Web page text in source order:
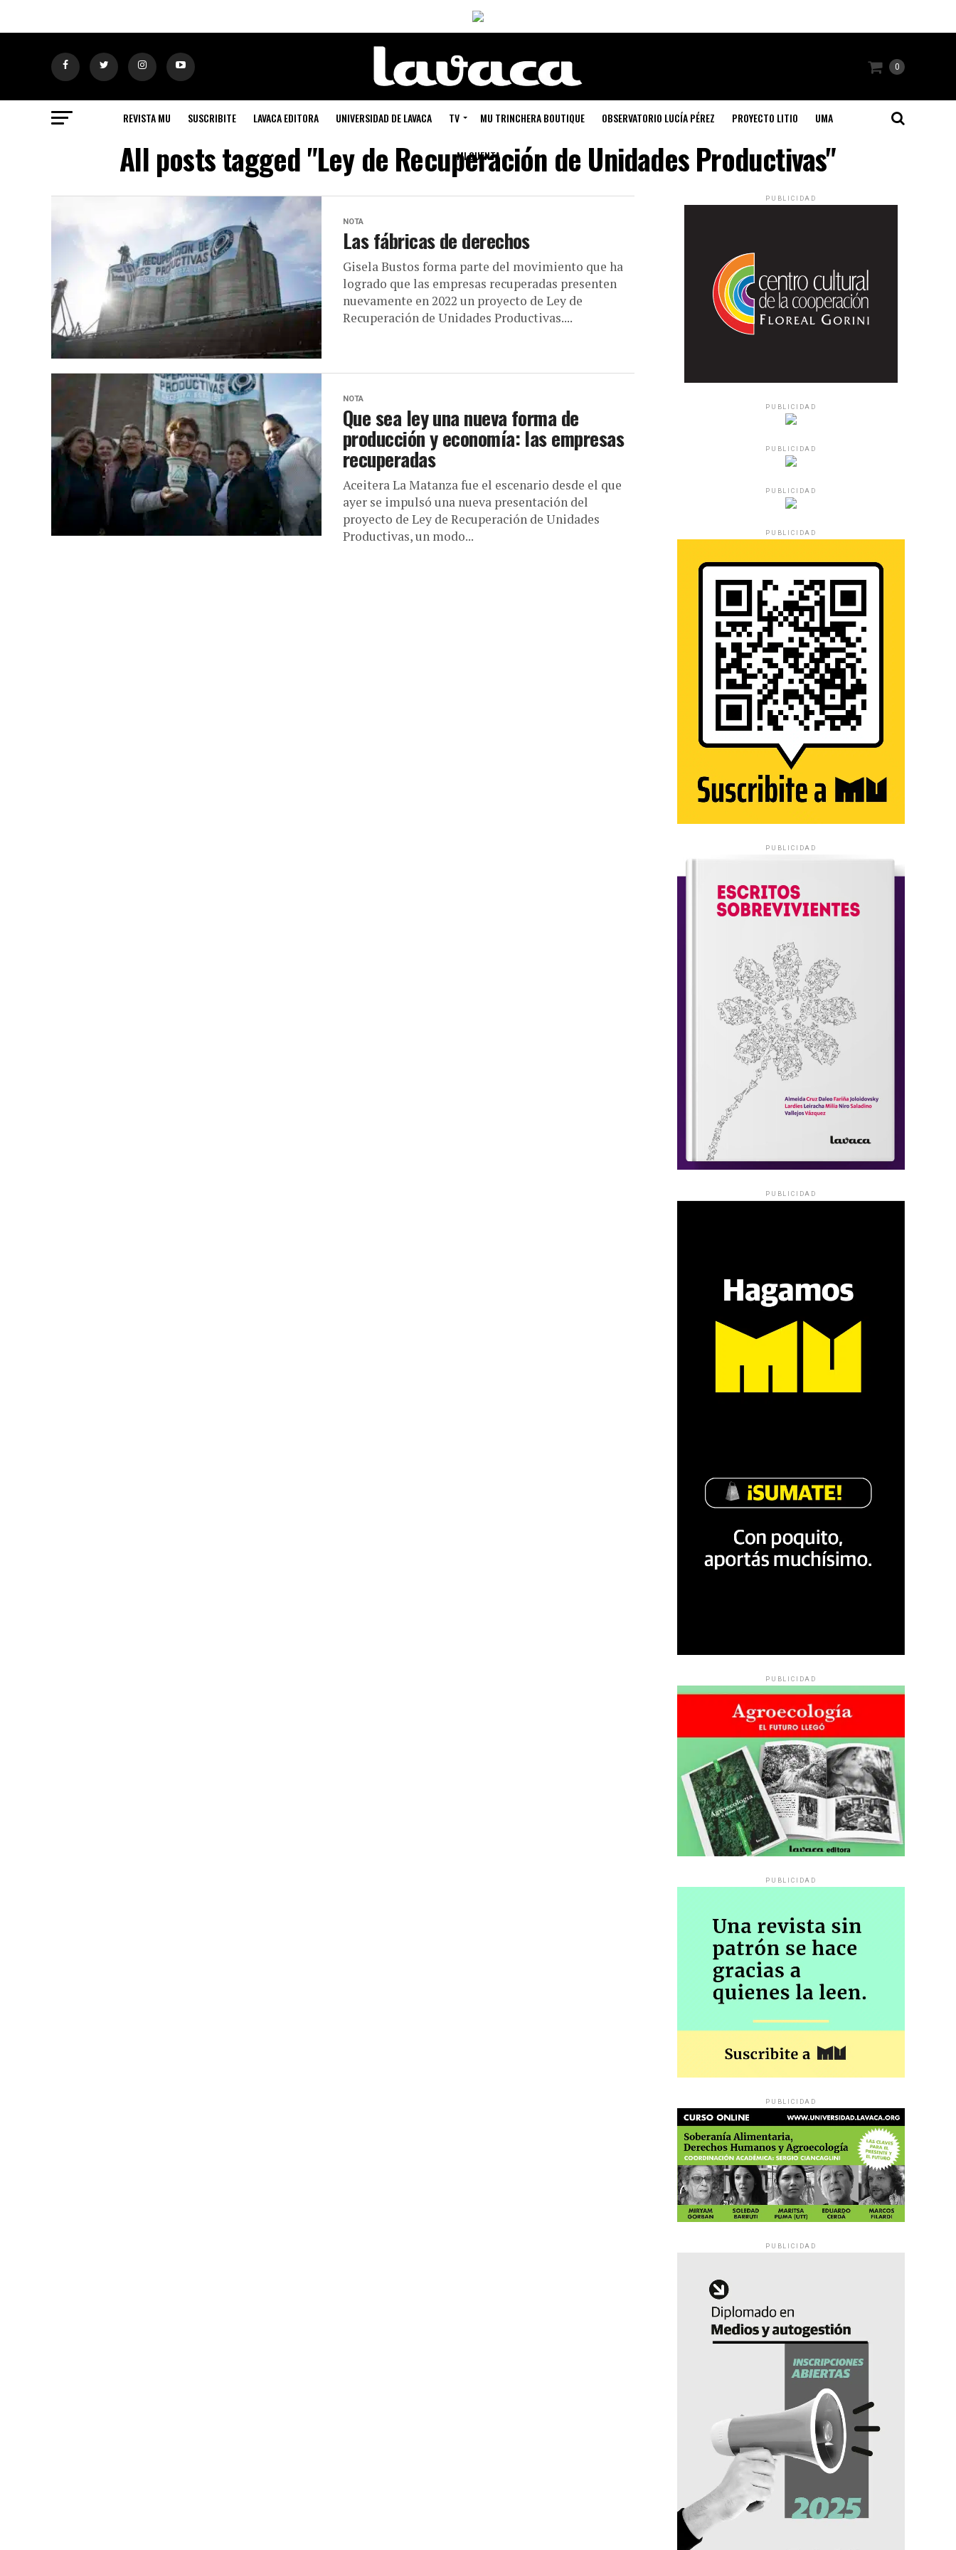
0
REVISTA MU SUSCRIBITE LAVACA EDITORA UNIVERSIDAD DE LAVACA TV MU TRINCHERA BOUTIQUE OBSERVATORIO LUCÍA PÉREZ PROYECTO LITIO UMA
MI CUENTA
All posts tagged "Ley de Recuperación de Unidades Productivas"
NOTA
Las fábricas de derechos
Gisela Bustos forma parte del movimiento que ha
logrado que las empresas recuperadas presenten
nuevamente en 2022 un proyecto de Ley de
Recuperación de Unidades Productivas....
NOTA
Que sea ley una nueva forma de
producción y economía: las empresas
recuperadas
Aceitera La Matanza fue el escenario desde el que
ayer se impulsó una nueva presentación del
proyecto de Ley de Recuperación de Unidades
Productivas, un modo...
PUBLICIDAD
PUBLICIDAD
PUBLICIDAD
PUBLICIDAD
PUBLICIDAD
PUBLICIDAD
PUBLICIDAD
PUBLICIDAD
PUBLICIDAD
PUBLICIDAD
PUBLICIDAD